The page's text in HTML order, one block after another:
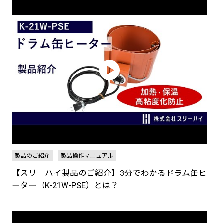
製品のご紹介 製品操作マニュアル
【スリーハイ製品のご紹介】3分でわかるドラム缶ヒ
ーター（K-21W-PSE）とは？